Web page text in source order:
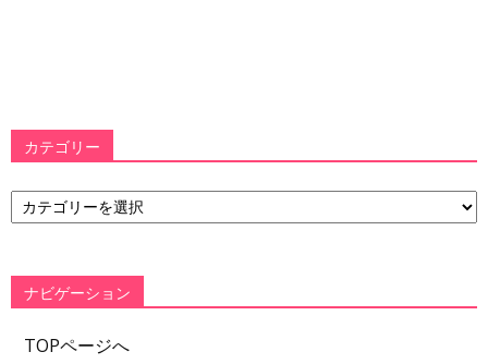
カテゴリー
カ
テ
ー
ナビゲーション
TOPページへ